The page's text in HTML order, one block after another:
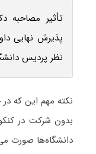
تأثیر مصاحبه
پذیرش نهایی
نظر پردیس
نکته مهم این که
بدون شرکت در
دانشگاه‌ها صورت